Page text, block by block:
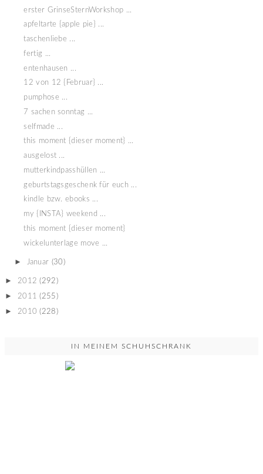
erster GrinseSternWorkshop ...
apfeltarte {apple pie} ...
taschenliebe ...
fertig ...
entenhausen ...
12 von 12 {Februar} ...
pumphose ...
7 sachen sonntag ...
selfmade ...
this moment {dieser moment} ...
ausgelost ...
mutterkindpasshüllen ...
geburtstagsgeschenk für euch ...
kindle bzw. ebooks ...
my {INSTA} weekend ...
this moment {dieser moment}
wickelunterlage move ...
► Januar (30)
► 2012 (292)
► 2011 (255)
► 2010 (228)
IN MEINEM SCHUHSCHRANK